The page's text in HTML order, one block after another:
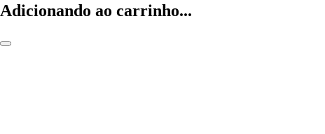
Adicionando ao carrinho...